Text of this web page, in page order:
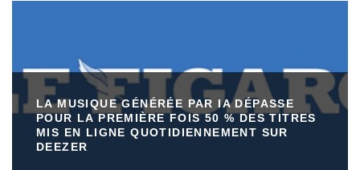
LA MUSIQUE GÉNÉRÉE PAR IA DÉPASSE
POUR LA PREMIÈRE FOIS 50 % DES TITRES
MIS EN LIGNE QUOTIDIENNEMENT SUR
DEEZER